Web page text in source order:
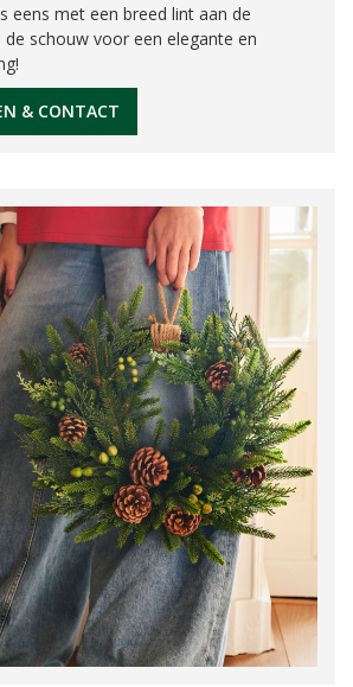
eens met een breed lint aan de
schouw voor een elegante en
& CONTACT